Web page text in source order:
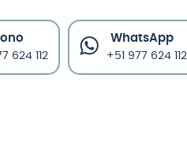
624 112
WhatsApp
+51 977 624 112